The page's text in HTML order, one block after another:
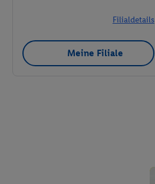
Filialdetails
Meine Filiale